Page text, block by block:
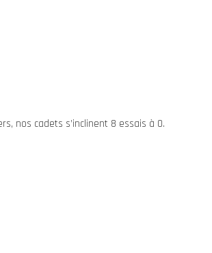
nos cadets s’inclinent 8 essais à 0.